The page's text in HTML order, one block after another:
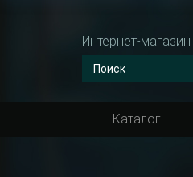
Интернет-
Каталог